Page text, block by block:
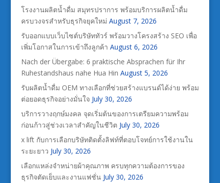
โรงงานผลิตน้ำดื่ม สมุทรปราการ พร้อมบริการผลิตน้ำดื่ม
ครบวงจรสำหรับธุรกิจยุคใหม่ August 7, 2026
รับออกแบบเว็บไซต์บริษัททัวร์ พร้อมวางโครงสร้าง SEO เพื่อ
เพิ่มโอกาสในการเข้าถึงลูกค้า August 6, 2026
Nach der Übergabe: 6 praktische Absprachen für Ihr
Ruhestandshaus nahe Hua Hin August 5, 2026
รับผลิตน้ำดื่ม OEM ทางเลือกที่ช่วยสร้างแบรนด์ได้ง่าย พร้อม
ต่อยอดธุรกิจอย่างมั่นใจ July 30, 2026
บริการวางฤกษ์มงคล จุดเริ่มต้นของการเตรียมความพร้อม
ก่อนก้าวสู่ช่วงเวลาสำคัญในชีวิต July 30, 2026
x lift กับการเลือกบริษัทติดตั้งลิฟท์ที่ตอบโจทย์การใช้งานใน
ระยะยาว July 30, 2026
เลือกแหล่งจำหน่ายผ้าคุณภาพ ครบทุกความต้องการของ
ธุรกิจตัดเย็บและงานแฟชั่น July 30, 2026